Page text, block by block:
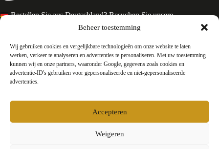
Beheer toestemming
Wij gebruiken cookies en vergelijkbare technologieën om onze website te laten
werken, verkeer te analyseren en advertenties te personaliseren. Met uw toestemming
kunnen wij en onze partners, waaronder Google, gegevens zoals cookies en
advertentie-ID's gebruiken voor gepersonaliseerde en niet-gepersonaliseerde
advertenties.
Accepteren
Weigeren
Bestellen Sie aus Deutschland? Besuchen Sie unsere
Services en Contact
Algemene voorwaarden
Retourneren
Privacy
Contact